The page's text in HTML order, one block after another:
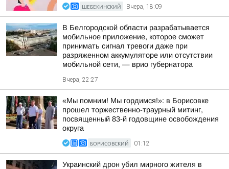
ШЕБЕКИНСКИЙ Вчера, 18:09
В Белгородской области разрабатывается
мобильное приложение, которое сможет
принимать сигнал тревоги даже при
разряженном аккумуляторе или отсутствии
мобильной сети, — врио губернатора
Вчера, 22:27
«Мы помним! Мы гордимся!»: в Борисовке
прошел торжественно-траурный митинг,
посвященный 83-й годовщине освобождения
округа
БОРИСОВСКИЙ 01:12
Украинский дрон убил мирного жителя в